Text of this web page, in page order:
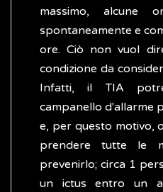
massimo, alcune
spontaneamente e
ore. Ciò non vuol
condizione da
Infatti, il TIA
campanello d'allarme
e, per questo motivo,
prendere tutte le
prevenirlo; circa 1
un ictus entro un